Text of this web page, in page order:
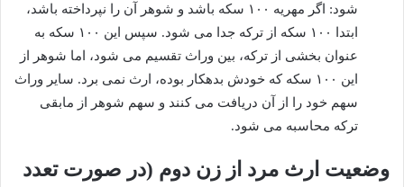
شود: اگر مهریه ۱۰۰ سکه باشد و شوهر آن را نپرداخته باشد،
ابتدا ۱۰۰ سکه از ترکه جدا می شود. سپس این ۱۰۰ سکه به
عنوان بخشی از ترکه، بین وراث تقسیم می شود، اما شوهر از
این ۱۰۰ سکه که خودش بدهکار بوده، ارث نمی برد. سایر وراث
سهم خود را از آن دریافت می کنند و سهم شوهر از مابقی
ترکه محاسبه می شود.
وضعیت ارث مرد از زن دوم (در صورت تعدد